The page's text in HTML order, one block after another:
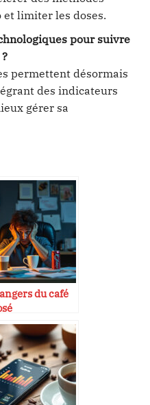
et limiter les doses.
pour suivre
permettent désormais
des indicateurs
gérer sa
du café